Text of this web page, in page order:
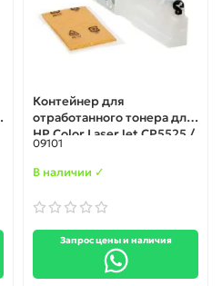
Контейнер для
отработанного тонера для
HP Color LaserJet CP5525 /
M775 / M750 (CE980-67901
/ CE980A)
09101
В наличии ✓
Запрос цены и наличия